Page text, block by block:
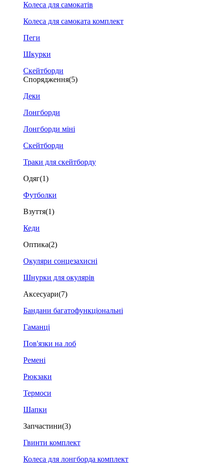
Колеса для самокатів
Колеса для самоката комплект
Пеги
Шкурки
Скейтборди
Спорядження(5)
Деки
Лонгборди
Лонгборди міні
Скейтборди
Траки для скейтборду
Одяг(1)
Футболки
Взуття(1)
Кеди
Оптика(2)
Окуляри сонцезахисні
Шнурки для окулярів
Аксесуари(7)
Бандани багатофункціональні
Гаманці
Пов'язки на лоб
Ремені
Рюкзаки
Термоси
Шапки
Запчастини(3)
Гвинти комплект
Колеса для лонгборда комплект